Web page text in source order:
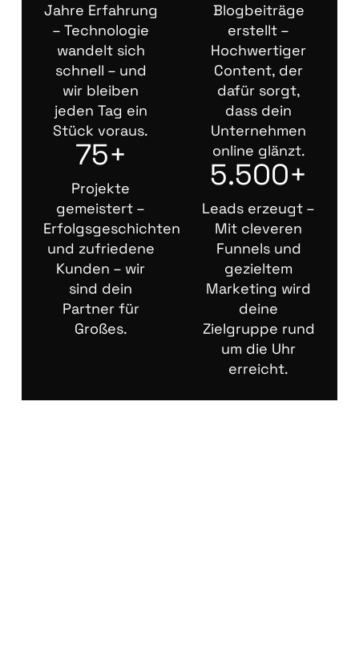
Jahre Erfahrung
– Technologie
wandelt sich
schnell – und
wir bleiben
jeden Tag ein
Stück voraus.
75+
Projekte
gemeistert –
Erfolgsgeschichten
und zufriedene
Kunden – wir
sind dein
Partner für
Großes.
Blogbeiträge
erstellt –
Hochwertiger
Content, der
dafür sorgt,
dass dein
Unternehmen
online glänzt.
5.500+
Leads erzeugt –
Mit cleveren
Funnels und
gezieltem
Marketing wird
deine
Zielgruppe rund
um die Uhr
erreicht.